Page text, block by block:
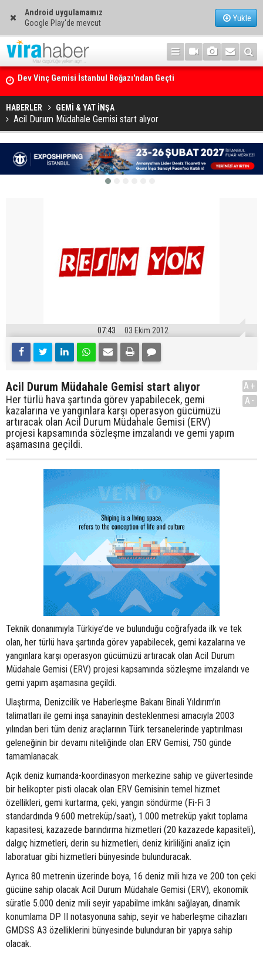
Android uygulamamız
Google Play'de mevcut
Yükle
Ege Denizi’nin En Büyük Mercan Ormanı
HABERLER GEMİ & YAT İNŞA
Acil Durum Müdahale Gemisi start alıyor
07:43 03 Ekim 2012
Acil Durum Müdahale Gemisi start alıyor
Her türlü hava şartında görev yapabilecek, gemi
kazalarına ve yangınlara karşı operasyon gücümüzü
artıracak olan Acil Durum Müdahale Gemisi (ERV)
projesi kapsamında sözleşme imzalandı ve gemi yapım
aşamasına geçildi.
A+
A-
Teknik donanımıyla Türkiye’de ve bulunduğu coğrafyada ilk ve tek
olan, her türlü hava şartında görev yapabilecek, gemi kazalarına ve
yangınlara karşı operasyon gücümüzü artıracak olan Acil Durum
Müdahale Gemisi (ERV) projesi kapsamında sözleşme imzalandı ve
gemi yapım aşamasına geçildi.
Ulaştırma, Denizcilik ve Haberleşme Bakanı Binali Yıldırım’ın
talimatları ile gemi inşa sanayinin desteklenmesi amacıyla 2003
yılından beri tüm deniz araçlarının Türk tersanelerinde yaptırılması
geleneğinin bir devamı niteliğinde olan ERV Gemisi, 750 günde
tamamlanacak.
Açık deniz kumanda-koordinasyon merkezine sahip ve güvertesinde
bir helikopter pisti olacak olan ERV Gemisinin temel hizmet
özellikleri, gemi kurtarma, çeki, yangın söndürme (Fi-Fi 3
standardında 9.600 metreküp/saat), 1.000 metreküp yakıt toplama
kapasitesi, kazazede barındırma hizmetleri (20 kazazede kapasiteli),
dalgıç hizmetleri, derin su hizmetleri, deniz kirliliğini analiz için
laboratuar gibi hizmetleri bünyesinde bulunduracak.
Ayrıca 80 metrenin üzerinde boya, 16 deniz mili hıza ve 200 ton çeki
gücüne sahip olacak Acil Durum Müdahale Gemisi (ERV), ekonomik
süratle 5.000 deniz mili seyir yapabilme imkânı sağlayan, dinamik
konumlama DP II notasyonuna sahip, seyir ve haberleşme cihazları
GMDSS A3 özelliklerini bünyesinde bulunduran bir yapıya sahip
olacak.